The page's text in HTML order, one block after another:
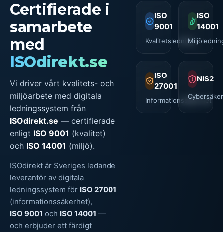
Certifierade i
samarbete
med
ISOdirekt.se
Vi driver vårt kvalitets- och
miljöarbete med digitala
ledningssystem från
ISOdirekt.se — certifierade
enligt ISO 9001 (kvalitet)
och ISO 14001 (miljö).
ISOdirekt är Sveriges ledande
leverantör av digitala
ledningssystem för ISO 27001
(informationssäkerhet),
ISO 9001 och ISO 14001 —
och erbjuder ett färdigt
ISO
9001
Kvalitetsledning
ISO
14001
ISO
27001
Informationssäkerhet
NIS2